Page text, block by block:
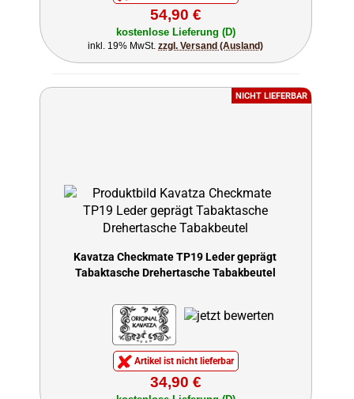
54,90 €
kostenlose Lieferung (D)
inkl. 19% MwSt.zzgl. Versand (Ausland)
NICHT LIEFERBAR
Kavatza Checkmate TP19 Leder geprägt
Tabaktasche Drehertasche Tabakbeutel
Artikel ist nicht lieferbar
34,90 €